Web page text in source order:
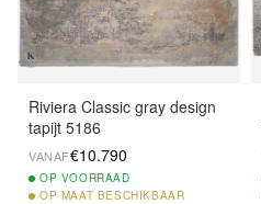
Riviera Classic gray design
tapijt 5186
VANAF€10.790
OP VOORRAAD
OP MAAT BESCHIKBAAR